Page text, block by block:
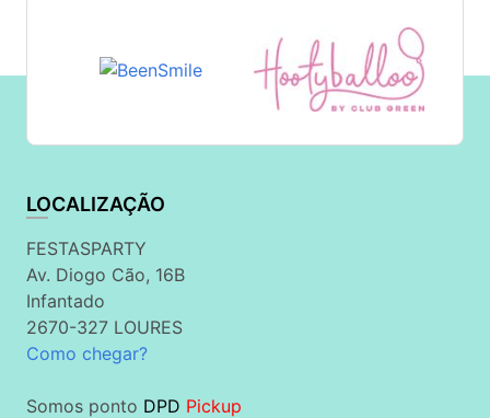
LOCALIZAÇÃO
FESTASPARTY
Av. Diogo Cão, 16B
Infantado
2670-327 LOURES
Como chegar?
Somos ponto DPD Pickup